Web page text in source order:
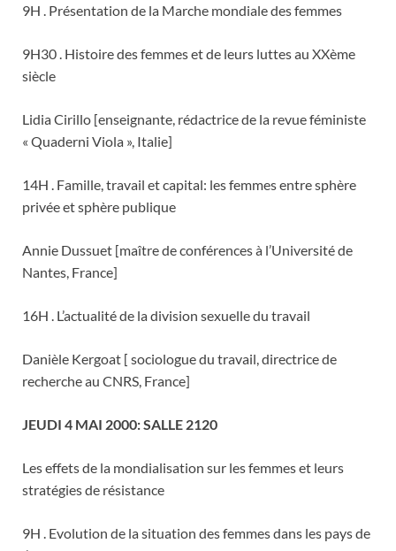
9H . Présentation de la Marche mondiale des femmes
9H30 . Histoire des femmes et de leurs luttes au XXème
siècle
Lidia Cirillo [enseignante, rédactrice de la revue féministe
« Quaderni Viola », Italie]
14H . Famille, travail et capital: les femmes entre sphère
privée et sphère publique
Annie Dussuet [maître de conférences à l’Université de
Nantes, France]
16H . L’actualité de la division sexuelle du travail
Danièle Kergoat [ sociologue du travail, directrice de
recherche au CNRS, France]
JEUDI 4 MAI 2000: SALLE 2120
Les effets de la mondialisation sur les femmes et leurs
stratégies de résistance
9H . Evolution de la situation des femmes dans les pays de